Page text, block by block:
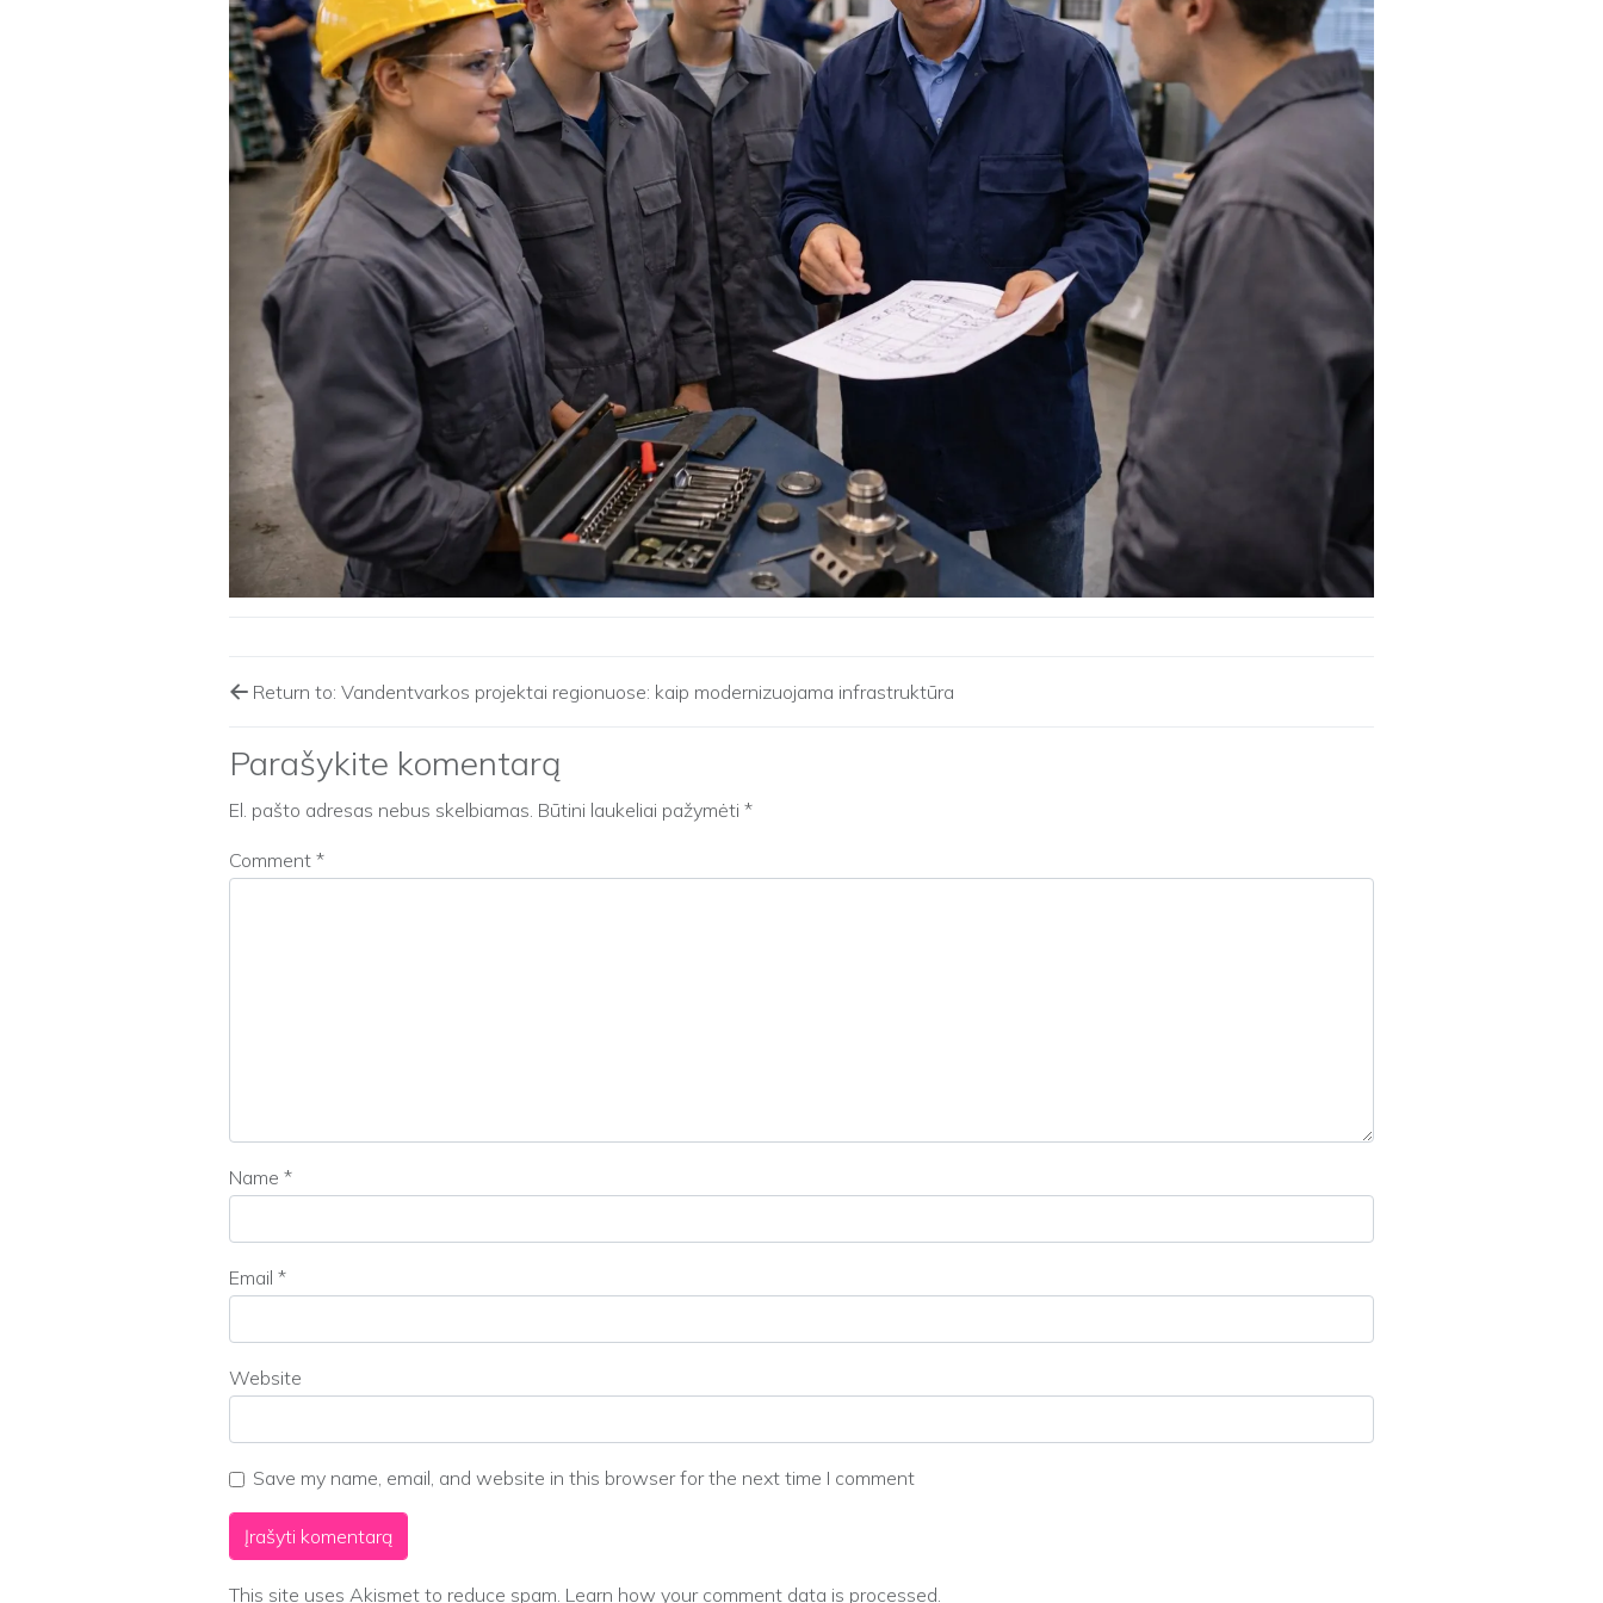
Return to: Vandentvarkos projektai regionuose: kaip modernizuojama infrastruktūra
Parašykite komentarą
El. pašto adresas nebus skelbiamas. Būtini laukeliai pažymėti *
Comment *
Name *
Email *
Website
Save my name, email, and website in this browser for the next time I comment
This site uses Akismet to reduce spam. Learn how your comment data is processed.